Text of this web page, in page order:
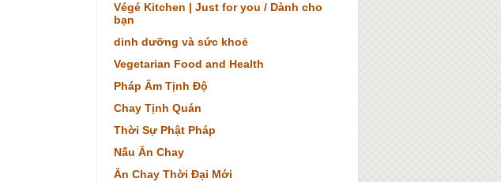
Végé Kitchen | Just for you / Dành cho
bạn
dinh dưỡng và sức khoẻ
Vegetarian Food and Health
Pháp Âm Tịnh Độ
Chay Tịnh Quán
Thời Sự Phật Pháp
Nấu Ăn Chay
Ăn Chay Thời Đại Mới